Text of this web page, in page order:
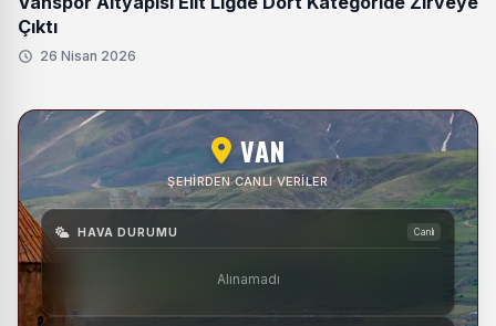
Çıktı
26 Nisan 2026
VAN
ŞEHIRDEN CANLI VERILER
HAVA DURUMU Canlı
Alınamadı